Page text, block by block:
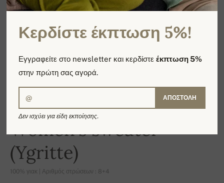
Women's sweater
(Ygritte)
100% γιακ | Αριθμός στρώσεων : 8+4
Κερδίστε έκπτωση 5%!
Εγγραφείτε στο newsletter και κερδίστεέκπτωση 5%
στην πρώτη σας αγορά.
ΑΠΟΣΤΟΛΉ
Δεν ισχύει για είδη εκποίησης.